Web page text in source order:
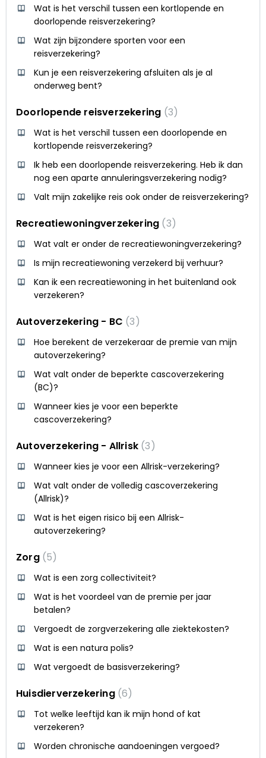
Wat is het verschil tussen een kortlopende en
doorlopende reisverzekering?
Wat zijn bijzondere sporten voor een
reisverzekering?
Kun je een reisverzekering afsluiten als je al
onderweg bent?
Doorlopende reisverzekering 3
Wat is het verschil tussen een doorlopende en
kortlopende reisverzekering?
Ik heb een doorlopende reisverzekering. Heb ik dan
nog een aparte annuleringsverzekering nodig?
Valt mijn zakelijke reis ook onder de reisverzekering?
Recreatiewoningverzekering 3
Wat valt er onder de recreatiewoningverzekering?
Is mijn recreatiewoning verzekerd bij verhuur?
Kan ik een recreatiewoning in het buitenland ook
verzekeren?
Autoverzekering - BC 3
Hoe berekent de verzekeraar de premie van mijn
autoverzekering?
Wat valt onder de beperkte cascoverzekering
(BC)?
Wanneer kies je voor een beperkte
cascoverzekering?
Autoverzekering - Allrisk 3
Wanneer kies je voor een Allrisk-verzekering?
Wat valt onder de volledig cascoverzekering
(Allrisk)?
Wat is het eigen risico bij een Allrisk-
autoverzekering?
Zorg 5
Wat is een zorg collectiviteit?
Wat is het voordeel van de premie per jaar
betalen?
Vergoedt de zorgverzekering alle ziektekosten?
Wat is een natura polis?
Wat vergoedt de basisverzekering?
Huisdierverzekering 6
Tot welke leeftijd kan ik mijn hond of kat
verzekeren?
Worden chronische aandoeningen vergoed?